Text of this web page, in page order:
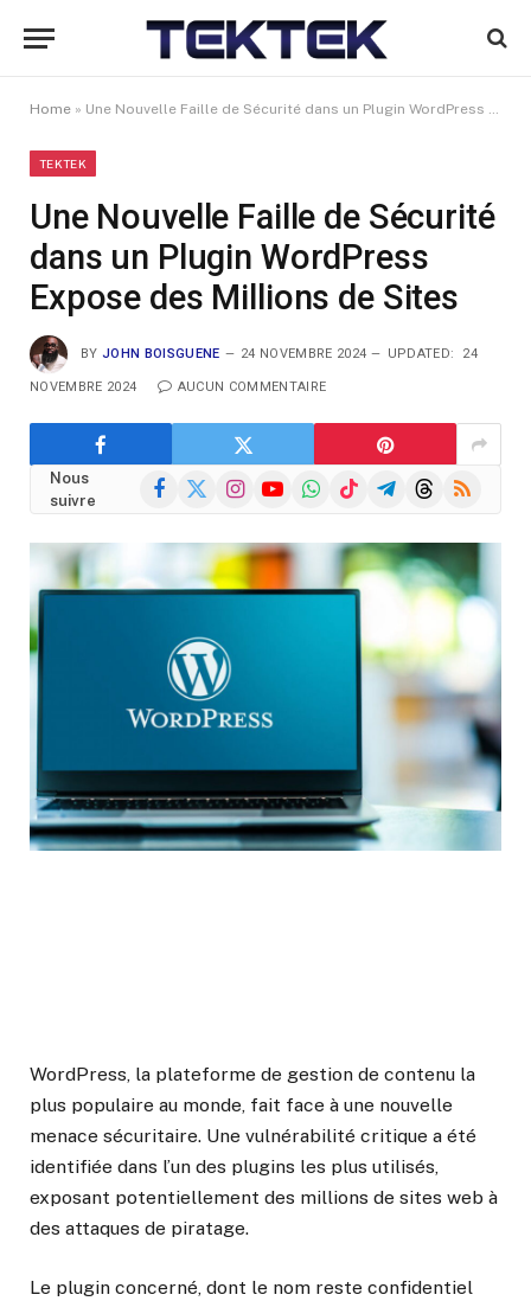
Home » Une Nouvelle Faille de Sécurité dans un Plugin WordPress Expose des Millions de Sites
TEKTEK
Une Nouvelle Faille de Sécurité
dans un Plugin WordPress
Expose des Millions de Sites
BY JOHN BOISGUENE 24 NOVEMBRE 2024 UPDATED: 24
NOVEMBRE 2024 AUCUN COMMENTAIRE
Nous
suivre
Facebook
X
InstagramYouTubeWhatsAppTikTokTelegramThreads
RSS
WordPress, la plateforme de gestion de contenu la
plus populaire au monde, fait face à une nouvelle
menace sécuritaire. Une vulnérabilité critique a été
identifiée dans l’un des plugins les plus utilisés,
exposant potentiellement des millions de sites web à
des attaques de piratage.
Le plugin concerné, dont le nom reste confidentiel